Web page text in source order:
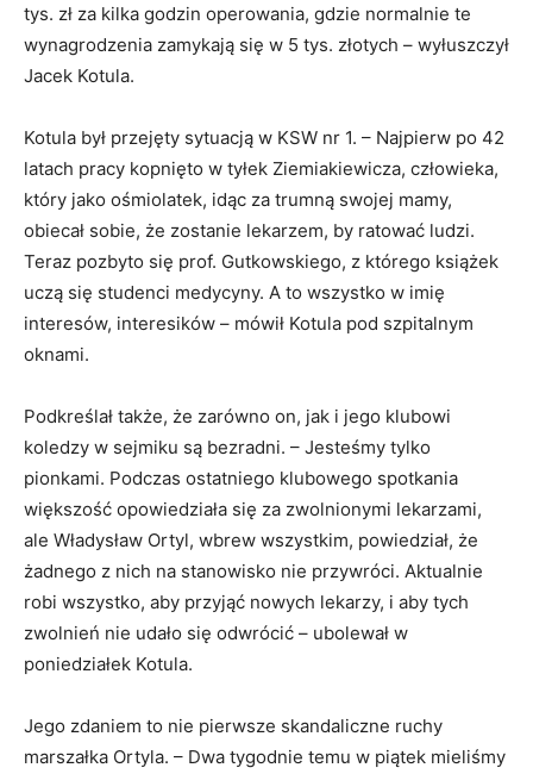
tys. zł za kilka godzin operowania, gdzie normalnie te
wynagrodzenia zamykają się w 5 tys. złotych – wyłuszczył
Jacek Kotula.
Kotula był przejęty sytuacją w KSW nr 1. – Najpierw po 42
latach pracy kopnięto w tyłek Ziemiakiewicza, człowieka,
który jako ośmiolatek, idąc za trumną swojej mamy,
obiecał sobie, że zostanie lekarzem, by ratować ludzi.
Teraz pozbyto się prof. Gutkowskiego, z którego książek
uczą się studenci medycyny. A to wszystko w imię
interesów, interesików – mówił Kotula pod szpitalnym
oknami.
Podkreślał także, że zarówno on, jak i jego klubowi
koledzy w sejmiku są bezradni. – Jesteśmy tylko
pionkami. Podczas ostatniego klubowego spotkania
większość opowiedziała się za zwolnionymi lekarzami,
ale Władysław Ortyl, wbrew wszystkim, powiedział, że
żadnego z nich na stanowisko nie przywróci. Aktualnie
robi wszystko, aby przyjąć nowych lekarzy, i aby tych
zwolnień nie udało się odwrócić – ubolewał w
poniedziałek Kotula.
Jego zdaniem to nie pierwsze skandaliczne ruchy
marszałka Ortyla. – Dwa tygodnie temu w piątek mieliśmy